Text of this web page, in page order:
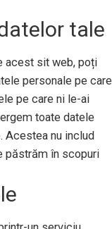
tale
acest sit web, poți
personale pe care
pe care ni le-ai
toate datele
Acestea nu includ
păstrăm în scopuri